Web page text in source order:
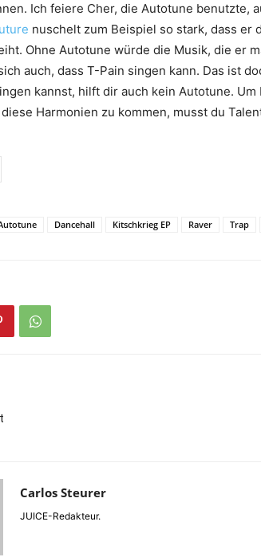
Ich feiere Cher, die Autotune benutzte,
nuschelt zum Beispiel so stark, dass er
Ohne Autotune würde die Musik, die er
auch, dass T-Pain singen kann. Das ist
kannst, hilft dir auch kein Autotune. Um
Harmonien zu kommen, musst du
Dancehall Kitschkrieg EP Raver Trap
Carlos Steurer
JUICE-Redakteur.